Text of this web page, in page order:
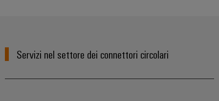
Servizi nel settore dei connettori circolari